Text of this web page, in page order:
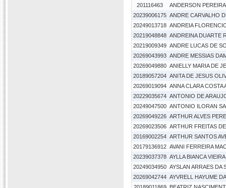
201116463
ANDERSON PEREIRA
20239006175 ANDRE CARVALHO
20249013718 ANDREIA
20219048848 ANDREINA DUARTE
20219009349 ANDRE LUCAS DE
20269043993 ANDRE MESSIAS
20269049880 ANIELLY MARIA DE
20189057204 ANITA DE JESUS
20269019094 ANNA CLARA COSTA
20229035674 ANTONIO DE
20249047500 ANTONIO ILORAN
20269049226 ARTHUR ALVES
20269023506 ARTHUR FREITAS
20169002254 ARTHUR SANTOS
20179136912 AVANI FERREIRA
20239037378 AYLLA BIANCA
20249034950 AYSLAN ARRAES DA
20269042744 AYVRELL HAYUME